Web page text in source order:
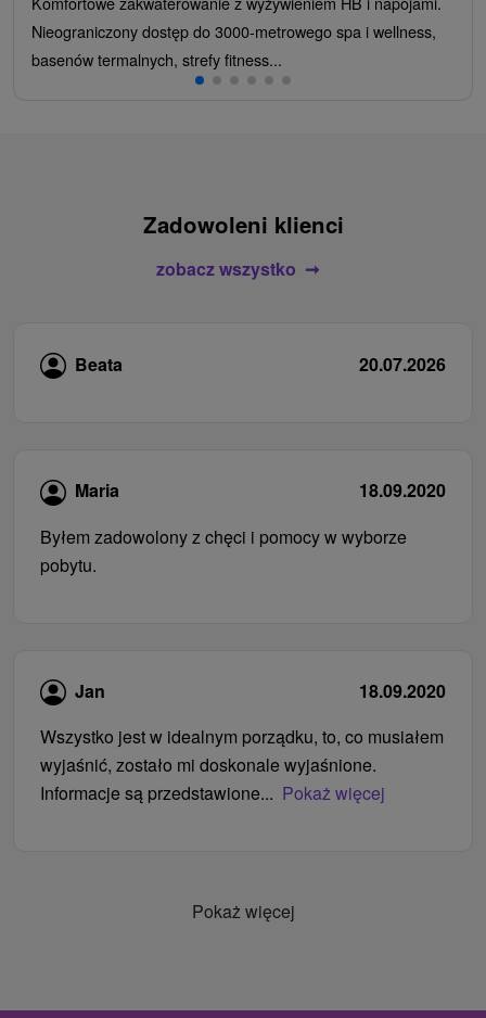
Nieograniczony dostęp do 3000-metrowego spa i wellness,
basenów termalnych, strefy fitness...
Zadowoleni klienci
zobacz wszystko
Beata 20.07.2026
Maria
18.09.2020
Byłem zadowolony z chęci i pomocy w wyborze
pobytu.
Jan
18.09.2020
Wszystko jest w idealnym porządku, to, co musiałem
wyjaśnić, zostało mi doskonale wyjaśnione.
Informacje są przedstawione... Pokaż więcej
Pokaż więcej